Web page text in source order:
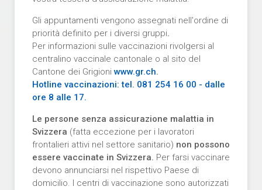
Gli appuntamenti vengono assegnati nell'ordine di
priorità definito per i diversi gruppi.
Per informazioni sulle vaccinazioni rivolgersi al
centralino vaccinale cantonale o al sito del
Cantone dei Grigioni www.gr.ch.
Hotline vaccinazioni: tel. 081 254 16 00 - dalle
ore 8 alle 17.
Le persone senza assicurazione malattia in
Svizzera (fatta eccezione per i lavoratori
frontalieri attivi nel settore sanitario) non possono
essere vaccinate in Svizzera. Per farsi vaccinare
devono annunciarsi nel rispettivo Paese di
domicilio. I centri di vaccinazione sono autorizzati